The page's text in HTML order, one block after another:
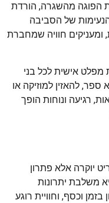
הפוגה מהשגרה, הורדת
של הסביבה
ומעניקים חוויה שמחברת
מפלט אישית לכל בני
להאזין למוזיקה או
רגיעה ונוחות הופך
יוקרה אלא פתרון
משלבת יתרונות
וכסף, וחוויית רוגע